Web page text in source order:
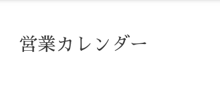
営業カレンダー